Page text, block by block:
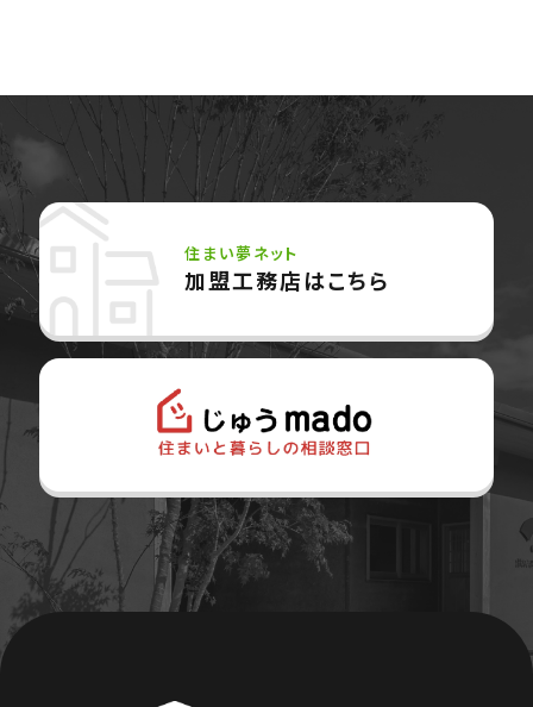
私たちの目指す家づくり
Members
住まい夢ネット加盟工務店
Project
私たちの取り組み
Information
家づくりに役立つ情報
Maintenance
家のメンテナンス
住まい夢ネット
加盟工務店はこちら